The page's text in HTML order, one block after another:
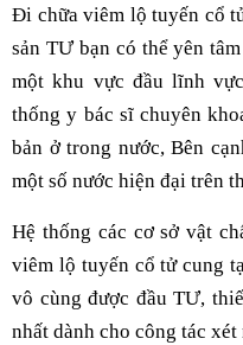
Đi chữa viêm lộ tuyến cổ
sản TƯ bạn có thể yên
một khu vực đầu lĩnh
thống y bác sĩ chuyên
bản ở trong nước, Bên
một số nước hiện đại trên
Hệ thống các cơ sở vật
viêm lộ tuyến cổ tử cung
vô cùng được đầu TƯ,
nhất dành cho công tác